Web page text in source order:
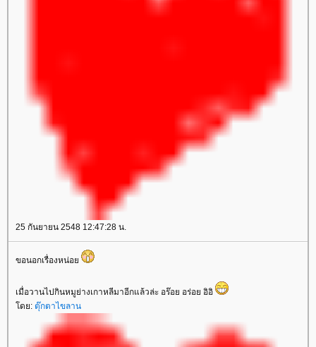
25 กันยายน 2548 12:47:28 น.
ขอนอกเรื่องหน่อ
เมื่อวานไปกินหมูย่างเกาหลีมาอีกแล้วล่ะ อร๊อย อร่อย อิอิ
ดย: ตุ๊กตาไขลาน